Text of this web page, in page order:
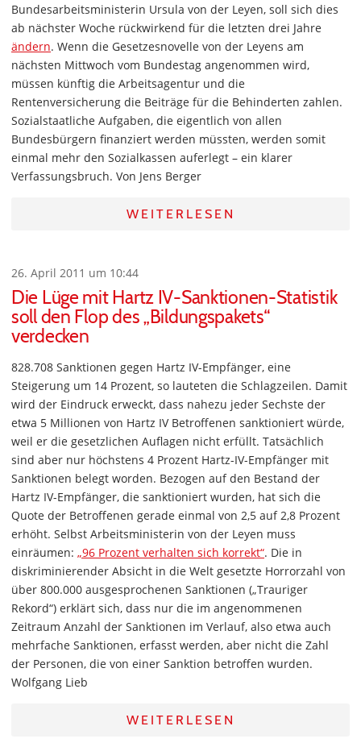
Bundesarbeitsministerin Ursula von der Leyen, soll sich dies
ab nächster Woche rückwirkend für die letzten drei Jahre
ändern. Wenn die Gesetzesnovelle von der Leyens am
nächsten Mittwoch vom Bundestag angenommen wird,
müssen künftig die Arbeitsagentur und die
Rentenversicherung die Beiträge für die Behinderten zahlen.
Sozialstaatliche Aufgaben, die eigentlich von allen
Bundesbürgern finanziert werden müssten, werden somit
einmal mehr den Sozialkassen auferlegt – ein klarer
Verfassungsbruch. Von Jens Berger
WEITERLESEN
26. April 2011 um 10:44
Die Lüge mit Hartz IV-Sanktionen-Statistik
soll den Flop des „Bildungspakets“
verdecken
828.708 Sanktionen gegen Hartz IV-Empfänger, eine
Steigerung um 14 Prozent, so lauteten die Schlagzeilen. Damit
wird der Eindruck erweckt, dass nahezu jeder Sechste der
etwa 5 Millionen von Hartz IV Betroffenen sanktioniert würde,
weil er die gesetzlichen Auflagen nicht erfüllt. Tatsächlich
sind aber nur höchstens 4 Prozent Hartz-IV-Empfänger mit
Sanktionen belegt worden. Bezogen auf den Bestand der
Hartz IV-Empfänger, die sanktioniert wurden, hat sich die
Quote der Betroffenen gerade einmal von 2,5 auf 2,8 Prozent
erhöht. Selbst Arbeitsministerin von der Leyen muss
einräumen: „96 Prozent verhalten sich korrekt“. Die in
diskriminierender Absicht in die Welt gesetzte Horrorzahl von
über 800.000 ausgesprochenen Sanktionen („Trauriger
Rekord“) erklärt sich, dass nur die im angenommenen
Zeitraum Anzahl der Sanktionen im Verlauf, also etwa auch
mehrfache Sanktionen, erfasst werden, aber nicht die Zahl
der Personen, die von einer Sanktion betroffen wurden.
Wolfgang Lieb
WEITERLESEN